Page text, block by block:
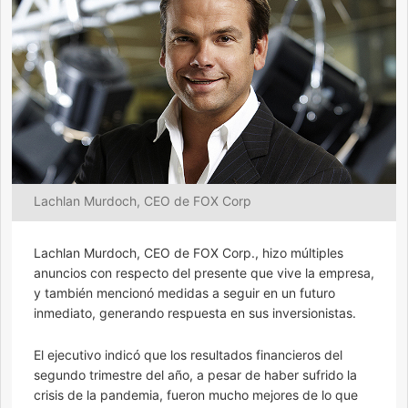
Lachlan Murdoch, CEO de FOX Corp
Lachlan Murdoch, CEO de FOX Corp., hizo múltiples
anuncios con respecto del presente que vive la empresa,
y también mencionó medidas a seguir en un futuro
inmediato, generando respuesta en sus inversionistas.
El ejecutivo indicó que los resultados financieros del
segundo trimestre del año, a pesar de haber sufrido la
crisis de la pandemia, fueron mucho mejores de lo que